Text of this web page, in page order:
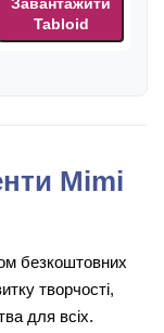
Tabloid
Mimi
безкоштовних
творчості,
для всіх.